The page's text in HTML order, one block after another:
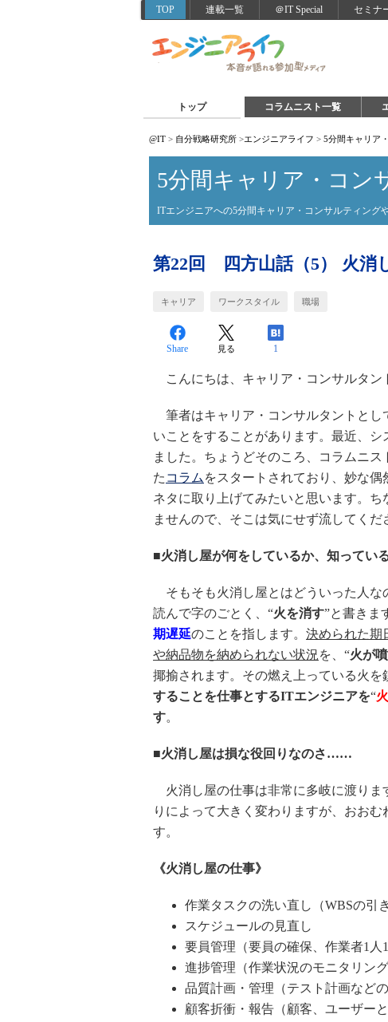
TOP 連載一覧 ＠IT Special セミナ
トップ コラムニスト一覧
@IT > 自分戦略研究所 >エンジニアライフ > 5分間キャリア
5分間キャリア・コン
ITエンジニアへの5分間キャリア・コンサルティング
第22回 四方山話（5） 火消
キャリア ワークスタイル 職場
Share 見る 1
こんにちは、キャリア・コンサルタン
筆者はキャリア・コンサルタントとし
いことをすることがあります。最近、シ
ました。ちょうどそのころ、コラムニ
た コラム をスタートされており、妙な
ネタに取り上げてみたいと思います。
ませんので、そこは気にせず流してく
■火消し屋が何をしているか、知ってい
そもそも火消し屋とはどういった人な
読んで字のごとく、“火を消す”と書きま
期遅延のことを指します。 決められた期
や納品物を納められない状況を、“火が
揶揄されます。その燃え上っている火
することを仕事とするITエンジニアを“
す。
■火消し屋は損な役回りなのさ……
火消し屋の仕事は非常に多岐に渡りま
りによって大きく変わりますが、おお
す。
《火消し屋の仕事》
作業タスクの洗い直し（WBSの引
スケジュールの見直し
要員管理（要員の確保、作業者1人
進捗管理（作業状況のモニタリン
品質計画・管理（テスト計画など
顧客折衝・報告（顧客、ユーザーと